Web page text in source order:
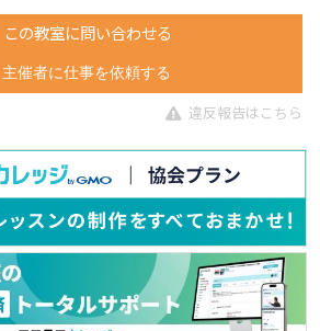
この教室に問い合わせる
主催者に仕事を依頼する
違反報告はこちら